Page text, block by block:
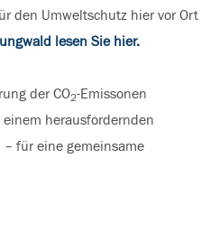
den Umweltschutz hier vor Ort
lesen Sie hier.
der CO2-Emissonen
herausfordernden
– für eine gemeinsame